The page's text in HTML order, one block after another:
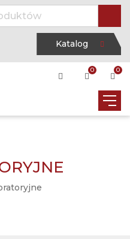
Katalog
0 0